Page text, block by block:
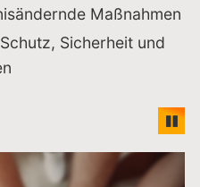
Maßnahmen
Sicherheit und